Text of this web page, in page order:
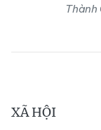
Thành
XÃ HỘI